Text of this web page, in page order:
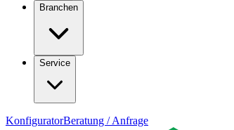
Branchen
Service
KonfiguratorBeratung / Anfrage